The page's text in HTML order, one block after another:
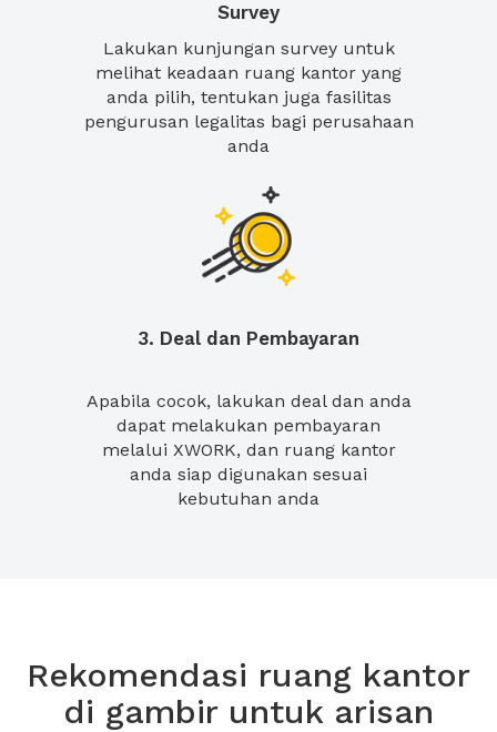
Survey
Lakukan kunjungan survey untuk
melihat keadaan ruang kantor yang
anda pilih, tentukan juga fasilitas
pengurusan legalitas bagi perusahaan
anda
3. Deal dan Pembayaran
Apabila cocok, lakukan deal dan anda
dapat melakukan pembayaran
melalui XWORK, dan ruang kantor
anda siap digunakan sesuai
kebutuhan anda
Rekomendasi ruang kantor
di gambir untuk arisan